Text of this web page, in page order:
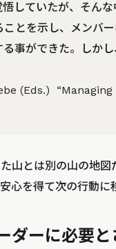
していたが、そん
とを示し、メンバ
事ができた。しか
(Eds.)
山とは別の山の地
心を得て次の行動に
ダーに必要